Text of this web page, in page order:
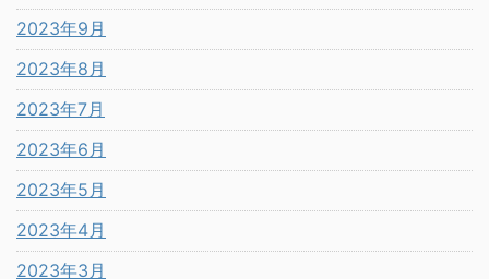
2023年9月
2023年8月
2023年7月
2023年6月
2023年5月
2023年4月
2023年3月